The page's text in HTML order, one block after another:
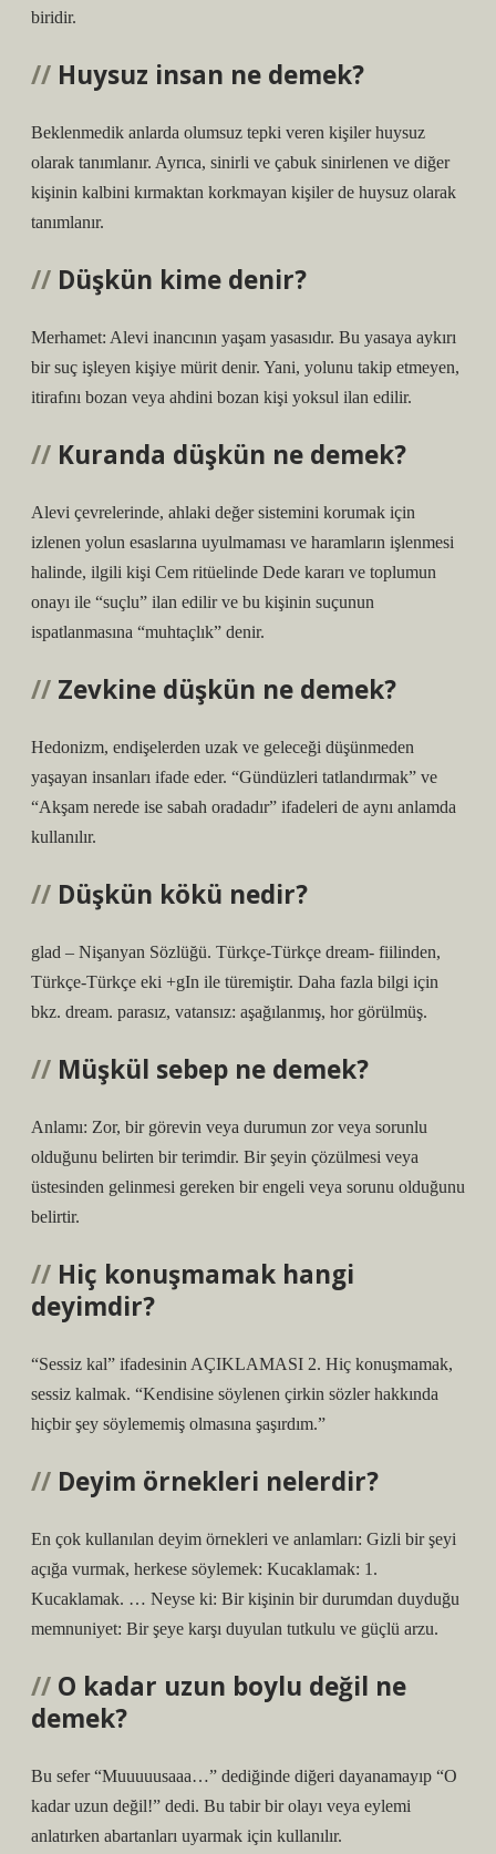
biridir.
Huysuz insan ne demek?
Beklenmedik anlarda olumsuz tepki veren kişiler huysuz
olarak tanımlanır. Ayrıca, sinirli ve çabuk sinirlenen ve diğer
kişinin kalbini kırmaktan korkmayan kişiler de huysuz olarak
tanımlanır.
Düşkün kime denir?
Merhamet: Alevi inancının yaşam yasasıdır. Bu yasaya aykırı
bir suç işleyen kişiye mürit denir. Yani, yolunu takip etmeyen,
itirafını bozan veya ahdini bozan kişi yoksul ilan edilir.
Kuranda düşkün ne demek?
Alevi çevrelerinde, ahlaki değer sistemini korumak için
izlenen yolun esaslarına uyulmaması ve haramların işlenmesi
halinde, ilgili kişi Cem ritüelinde Dede kararı ve toplumun
onayı ile “suçlu” ilan edilir ve bu kişinin suçunun
ispatlanmasına “muhtaçlık” denir.
Zevkine düşkün ne demek?
Hedonizm, endişelerden uzak ve geleceği düşünmeden
yaşayan insanları ifade eder. “Gündüzleri tatlandırmak” ve
“Akşam nerede ise sabah oradadır” ifadeleri de aynı anlamda
kullanılır.
Düşkün kökü nedir?
glad – Nişanyan Sözlüğü. Türkçe-Türkçe dream- fiilinden,
Türkçe-Türkçe eki +gIn ile türemiştir. Daha fazla bilgi için
bkz. dream. parasız, vatansız: aşağılanmış, hor görülmüş.
Müşkül sebep ne demek?
Anlamı: Zor, bir görevin veya durumun zor veya sorunlu
olduğunu belirten bir terimdir. Bir şeyin çözülmesi veya
üstesinden gelinmesi gereken bir engeli veya sorunu olduğunu
belirtir.
Hiç konuşmamak hangi
deyimdir?
“Sessiz kal” ifadesinin AÇIKLAMASI 2. Hiç konuşmamak,
sessiz kalmak. “Kendisine söylenen çirkin sözler hakkında
hiçbir şey söylememiş olmasına şaşırdım.”
Deyim örnekleri nelerdir?
En çok kullanılan deyim örnekleri ve anlamları: Gizli bir şeyi
açığa vurmak, herkese söylemek: Kucaklamak: 1.
Kucaklamak. … Neyse ki: Bir kişinin bir durumdan duyduğu
memnuniyet: Bir şeye karşı duyulan tutkulu ve güçlü arzu.
O kadar uzun boylu değil ne
demek?
Bu sefer “Muuuuusaaa…” dediğinde diğeri dayanamayıp “O
kadar uzun değil!” dedi. Bu tabir bir olayı veya eylemi
anlatırken abartanları uyarmak için kullanılır.